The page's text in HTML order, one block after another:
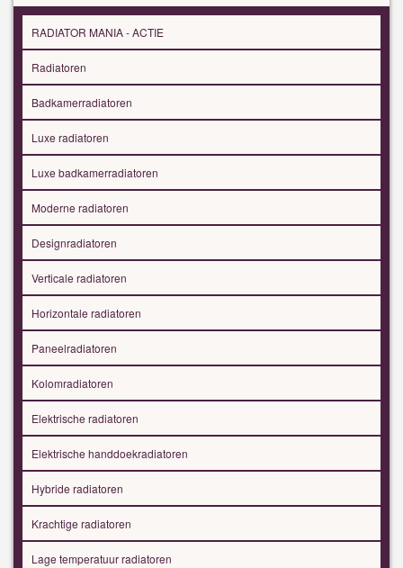
RADIATOR MANIA - ACTIE
Radiatoren
Badkamerradiatoren
Luxe radiatoren
Luxe badkamerradiatoren
Moderne radiatoren
Designradiatoren
Verticale radiatoren
Horizontale radiatoren
Paneelradiatoren
Kolomradiatoren
Elektrische radiatoren
Elektrische handdoekradiatoren
Hybride radiatoren
Krachtige radiatoren
Lage temperatuur radiatoren